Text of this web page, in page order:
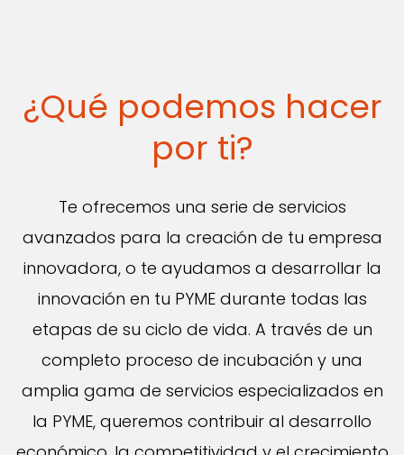
¿Qué podemos hacer
por ti?
Te ofrecemos una serie de servicios
avanzados para la creación de tu empresa
innovadora, o te ayudamos a desarrollar la
innovación en tu PYME durante todas las
etapas de su ciclo de vida. A través de un
completo proceso de incubación y una
amplia gama de servicios especializados en
la PYME, queremos contribuir al desarrollo